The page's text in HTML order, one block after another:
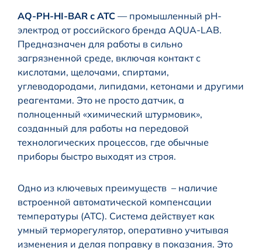
AQ-PH-HI-BAR с ATC — промышленный pH-
электрод от российского бренда AQUA-LAB.
Предназначен для работы в сильно
загрязненной среде, включая контакт с
кислотами, щелочами, спиртами,
углеводородами, липидами, кетонами и другими
реагентами. Это не просто датчик, а
полноценный «химический штурмовик»,
созданный для работы на передовой
технологических процессов, где обычные
приборы быстро выходят из строя.
Одно из ключевых преимуществ – наличие
встроенной автоматической компенсации
температуры (ATC). Система действует как
умный терморегулятор, оперативно учитывая
изменения и делая поправку в показания. Это